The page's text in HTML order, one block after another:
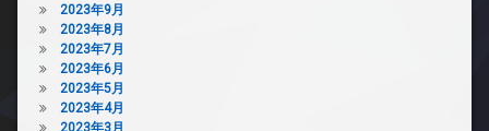
2023年9月
2023年8月
2023年7月
2023年6月
2023年5月
2023年4月
2023年3月